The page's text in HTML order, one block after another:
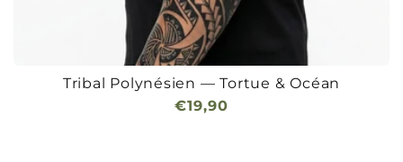
Tribal Polynésien — Tortue & Océan
Prix
€19,90